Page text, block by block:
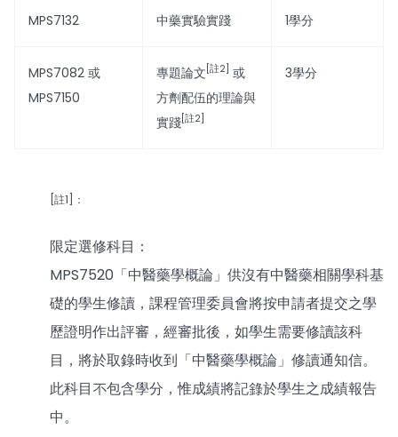
MPS7132 中藥實驗實踐 1學分
MPS7082 或
MPS7150
專題論文 [註2] 或
方劑配伍的理論與
實踐 [註2]
3學分
[註1]：
限定選修科目：
MPS7520「中醫藥學概論」供沒有中醫藥相關學科基
礎的學生修讀，課程管理委員會將按申請者提交之學
歷證明作出評審，經審批後，如學生需要修讀該科
目，將於取錄時收到「中醫藥學概論」修讀通知信。
此科目不包含學分，惟成績將記錄於學生之成績報告
中。